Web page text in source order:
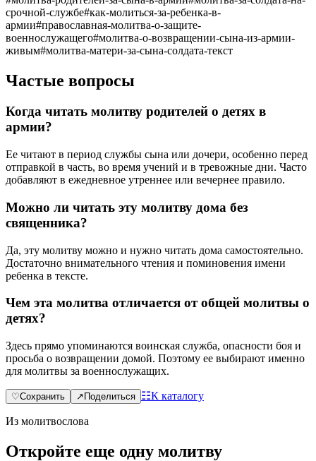
срочной-службе#как-молиться-за-ребенка-в-
армии#православная-молитва-о-защите-
военнослужащего#молитва-о-возвращении-сына-из-армии-
живым#молитва-матери-за-сына-солдата-текст
Частые вопросы
Когда читать молитву родителей о детях в
армии?
Ее читают в период службы сына или дочери, особенно перед
отправкой в часть, во время учений и в тревожные дни. Часто
добавляют в ежедневное утреннее или вечернее правило.
Можно ли читать эту молитву дома без
священника?
Да, эту молитву можно и нужно читать дома самостоятельно.
Достаточно внимательного чтения и поминовения имени
ребенка в тексте.
Чем эта молитва отличается от общей молитвы о
детях?
Здесь прямо упоминаются воинская служба, опасности боя и
просьба о возвращении домой. Поэтому ее выбирают именно
для молитвы за военнослужащих.
♡Сохранить ↗ Поделиться ☷К каталогу
Из молитвослова
Откройте еще одну молитву